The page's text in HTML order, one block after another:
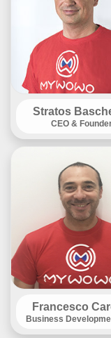
Stratos
CEO &
Francesco
Business